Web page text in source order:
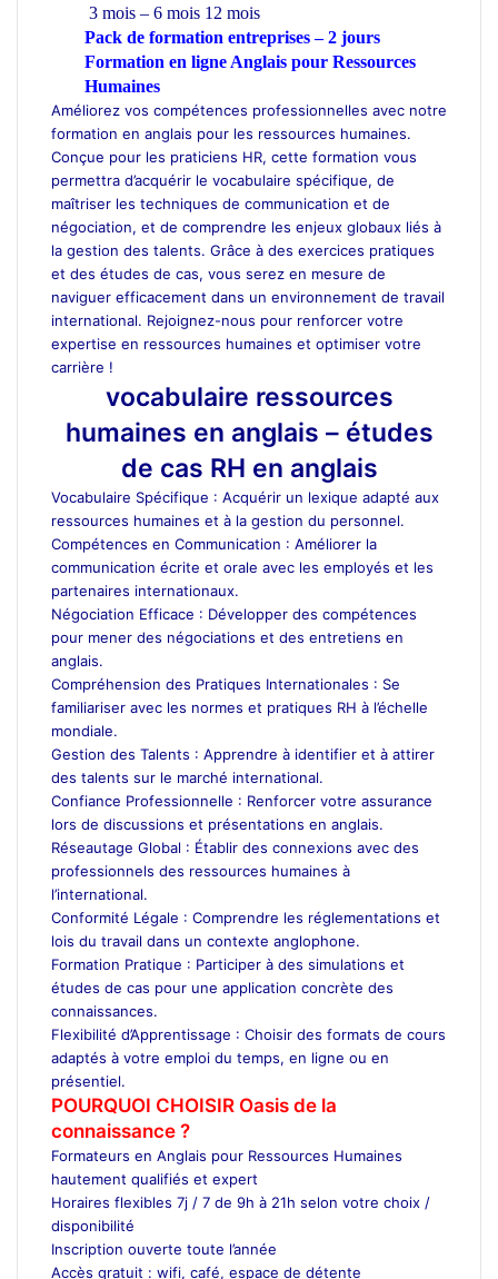
3 mois – 6 mois 12 mois
Pack de formation entreprises– 2 jours
Formation en ligne Anglais pour Ressources
Humaines
Améliorez vos compétences professionnelles avec notre
formation en anglais pour les ressources humaines.
Conçue pour les praticiens HR, cette formation vous
permettra d’acquérir le vocabulaire spécifique, de
maîtriser les techniques de communication et de
négociation, et de comprendre les enjeux globaux liés à
la gestion des talents. Grâce à des exercices pratiques
et des études de cas, vous serez en mesure de
naviguer efficacement dans un environnement de travail
international. Rejoignez-nous pour renforcer votre
expertise en ressources humaines et optimiser votre
carrière !
vocabulaire ressources
humaines en anglais – études
de cas RH en anglais
Vocabulaire Spécifique : Acquérir un lexique adapté aux
ressources humaines et à la gestion du personnel.
Compétences en Communication : Améliorer la
communication écrite et orale avec les employés et les
partenaires internationaux.
Négociation Efficace : Développer des compétences
pour mener des négociations et des entretiens en
anglais.
Compréhension des Pratiques Internationales : Se
familiariser avec les normes et pratiques RH à l’échelle
mondiale.
Gestion des Talents : Apprendre à identifier et à attirer
des talents sur le marché international.
Confiance Professionnelle : Renforcer votre assurance
lors de discussions et présentations en anglais.
Réseautage Global : Établir des connexions avec des
professionnels des ressources humaines à
l’international.
Conformité Légale : Comprendre les réglementations et
lois du travail dans un contexte anglophone.
Formation Pratique : Participer à des simulations et
études de cas pour une application concrète des
connaissances.
Flexibilité d’Apprentissage : Choisir des formats de cours
adaptés à votre emploi du temps, en ligne ou en
présentiel.
POURQUOI CHOISIR Oasis de la
connaissance ?
Formateurs en Anglais pour Ressources Humaines
hautement qualifiés et expert
Horaires flexibles 7j / 7 de 9h à 21h selon votre choix /
disponibilité
Inscription ouverte toute l’année
Accès gratuit : wifi, café, espace de détente